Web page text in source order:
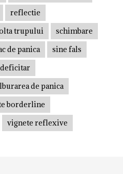
reflectie
trupului
schimbare
de panica
sine fals
de panica
borderline
vignete reflexive